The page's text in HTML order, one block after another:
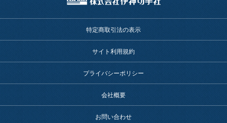
特定商取引法の表示
サイト利用規約
プライバシーポリシー
会社概要
お問い合わせ